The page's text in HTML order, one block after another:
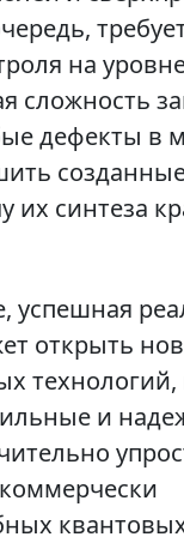
на
сложность
дефекты в
их синтеза
успешная
открыть
технологий,
и